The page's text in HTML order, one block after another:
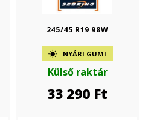
245/45 R19 98W
NYÁRI GUMI
Külső raktár
33 290 Ft